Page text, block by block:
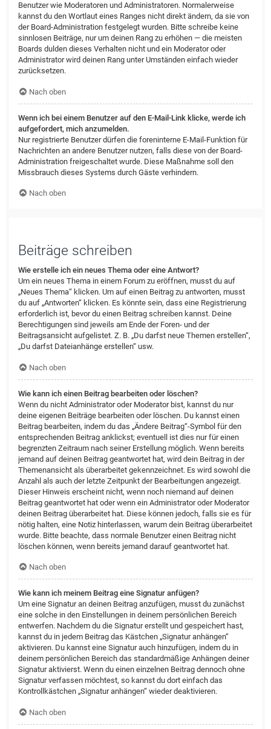
Benutzer wie Moderatoren und Administratoren. Normalerweise
kannst du den Wortlaut eines Ranges nicht direkt ändern, da sie von
der Board-Administration festgelegt wurden. Bitte schreibe keine
sinnlosen Beiträge, nur um deinen Rang zu erhöhen — die meisten
Boards dulden dieses Verhalten nicht und ein Moderator oder
Administrator wird deinen Rang unter Umständen einfach wieder
zurücksetzen.
Nach oben
Wenn ich bei einem Benutzer auf den E-Mail-Link klicke, werde ich
aufgefordert, mich anzumelden.
Nur registrierte Benutzer dürfen die foreninterne E-Mail-Funktion für
Nachrichten an andere Benutzer nutzen, falls diese von der Board-
Administration freigeschaltet wurde. Diese Maßnahme soll den
Missbrauch dieses Systems durch Gäste verhindern.
Nach oben
Beiträge schreiben
Wie erstelle ich ein neues Thema oder eine Antwort?
Um ein neues Thema in einem Forum zu eröffnen, musst du auf
„Neues Thema“ klicken. Um auf einen Beitrag zu antworten, musst
du auf „Antworten“ klicken. Es könnte sein, dass eine Registrierung
erforderlich ist, bevor du einen Beitrag schreiben kannst. Deine
Berechtigungen sind jeweils am Ende der Foren- und der
Beitragsansicht aufgelistet. Z. B. „Du darfst neue Themen erstellen“,
„Du darfst Dateianhänge erstellen“ usw.
Nach oben
Wie kann ich einen Beitrag bearbeiten oder löschen?
Wenn du nicht Administrator oder Moderator bist, kannst du nur
deine eigenen Beiträge bearbeiten oder löschen. Du kannst einen
Beitrag bearbeiten, indem du das „Ändere Beitrag“-Symbol für den
entsprechenden Beitrag anklickst; eventuell ist dies nur für einen
begrenzten Zeitraum nach seiner Erstellung möglich. Wenn bereits
jemand auf deinen Beitrag geantwortet hat, wird dein Beitrag in der
Themenansicht als überarbeitet gekennzeichnet. Es wird sowohl die
Anzahl als auch der letzte Zeitpunkt der Bearbeitungen angezeigt.
Dieser Hinweis erscheint nicht, wenn noch niemand auf deinen
Beitrag geantwortet hat oder wenn ein Administrator oder Moderator
deinen Beitrag überarbeitet hat. Diese können jedoch, falls sie es für
nötig halten, eine Notiz hinterlassen, warum dein Beitrag überarbeitet
wurde. Bitte beachte, dass normale Benutzer einen Beitrag nicht
löschen können, wenn bereits jemand darauf geantwortet hat.
Nach oben
Wie kann ich meinem Beitrag eine Signatur anfügen?
Um eine Signatur an deinen Beitrag anzufügen, musst du zunächst
eine solche in den Einstellungen in deinem persönlichen Bereich
entwerfen. Nachdem du die Signatur erstellt und gespeichert hast,
kannst du in jedem Beitrag das Kästchen „Signatur anhängen“
aktivieren. Du kannst eine Signatur auch hinzufügen, indem du in
deinem persönlichen Bereich das standardmäßige Anhängen deiner
Signatur aktivierst. Wenn du einen einzelnen Beitrag dennoch ohne
Signatur verfassen möchtest, so kannst du dort einfach das
Kontrollkästchen „Signatur anhängen“ wieder deaktivieren.
Nach oben